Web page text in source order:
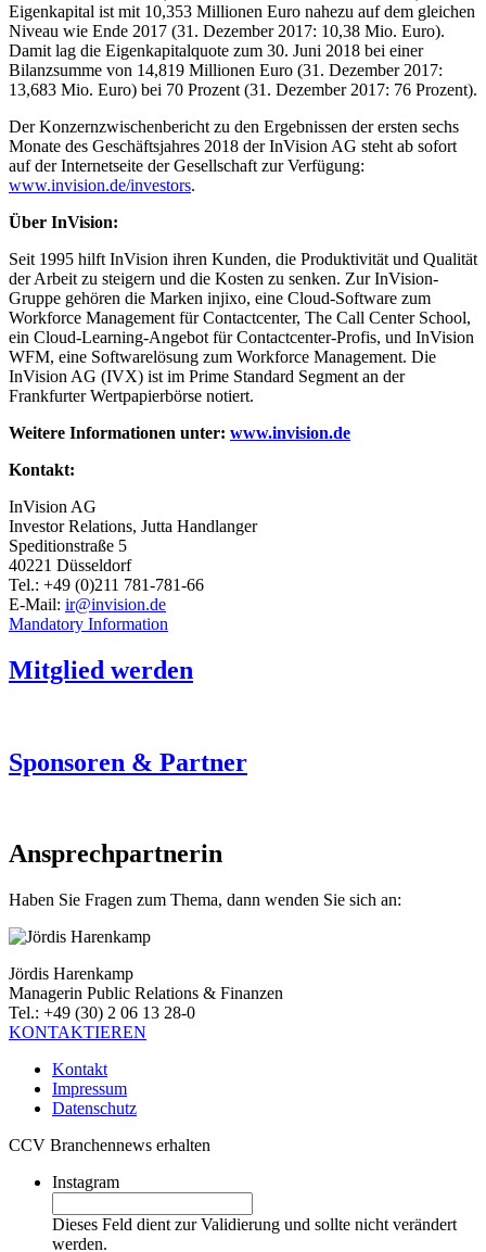
Eigenkapital ist mit 10,353 Millionen Euro nahezu auf dem gleichen
Niveau wie Ende 2017 (31. Dezember 2017: 10,38 Mio. Euro).
Damit lag die Eigenkapitalquote zum 30. Juni 2018 bei einer
Bilanzsumme von 14,819 Millionen Euro (31. Dezember 2017:
13,683 Mio. Euro) bei 70 Prozent (31. Dezember 2017: 76 Prozent).
Der Konzernzwischenbericht zu den Ergebnissen der ersten sechs
Monate des Geschäftsjahres 2018 der InVision AG steht ab sofort
auf der Internetseite der Gesellschaft zur Verfügung:
www.invision.de/investors.
Über InVision:
Seit 1995 hilft InVision ihren Kunden, die Produktivität und Qualität
der Arbeit zu steigern und die Kosten zu senken. Zur InVision-
Gruppe gehören die Marken injixo, eine Cloud-Software zum
Workforce Management für Contactcenter, The Call Center School,
ein Cloud-Learning-Angebot für Contactcenter-Profis, und InVision
WFM, eine Softwarelösung zum Workforce Management. Die
InVision AG (IVX) ist im Prime Standard Segment an der
Frankfurter Wertpapierbörse notiert.
Weitere Informationen unter: www.invision.de
Kontakt:
InVision AG
Investor Relations, Jutta Handlanger
Speditionstraße 5
40221 Düsseldorf
Tel.: +49 (0)211 781-781-66
E-Mail: ir@invision.de
Mandatory Information
Mitglied werden
Sponsoren & Partner
Ansprechpartnerin
Haben Sie Fragen zum Thema, dann wenden Sie sich an:
Jördis Harenkamp
Managerin Public Relations & Finanzen
Tel.: +49 (30) 2 06 13 28-0
KONTAKTIEREN
Kontakt
Impressum
Datenschutz
CCV Branchennews erhalten
Instagram
Dieses Feld dient zur Validierung und sollte nicht verändert
werden.